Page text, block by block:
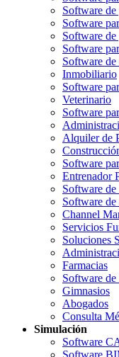
Software de
Software
Software de
Software
Software
Inmobiliario
Software
Veterinario
Software
Alquiler de
Software
Entrenador
Software
Software
Channel
Servicios
Soluciones
Farmacias
Software
Gimnasios
Abogados
Consulta
Simulación
Software
Software